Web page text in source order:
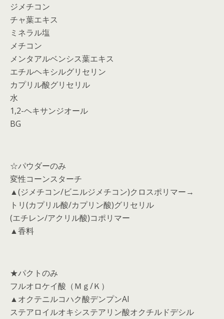
ジメチコン
チャ葉エキス
ミネラル塩
メチコン
メンタアルベンシス葉エキス
エチルヘキシルグリセリン
カプリル酸グリセリル
水
1,2-ヘキサンジオール
BG
☆パウダーのみ
変性コーンスターチ
▲(ジメチコン/ビニルジメチコン)クロスポリマー→
トリ(カプリル酸/カプリン酸)グリセリル
(エチレン/アクリル酸)コポリマー
▲香料
★パクトのみ
フルオロケイ酸（Ｍｇ/Ｋ）
▲オクテニルコハク酸デンプンAl
ステアロイルオキシステアリン酸オクチルドデシル